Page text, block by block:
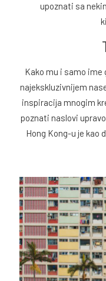
upoznati sa
Kako mu i samo ime
najekskluzivnijem
inspiracija mnogim
poznati naslovi
Hong Kong-u je kao